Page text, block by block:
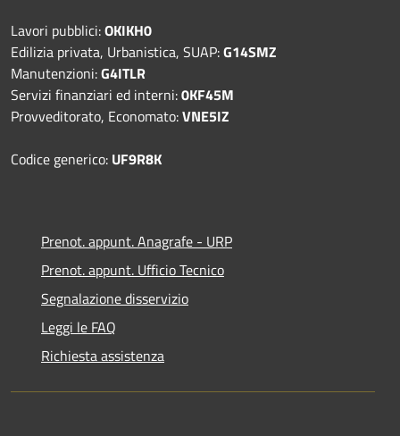
Lavori pubblici:OKIKH0
Edilizia privata, Urbanistica, SUAP:G14SMZ
Manutenzioni:G4ITLR
Servizi finanziari ed interni:0KF45M
Provveditorato, Economato:VNE5IZ
Codice generico: UF9R8K
Prenot. appunt. Anagrafe - URP
Prenot. appunt. Ufficio Tecnico
Segnalazione disservizio
Leggi le FAQ
Richiesta assistenza